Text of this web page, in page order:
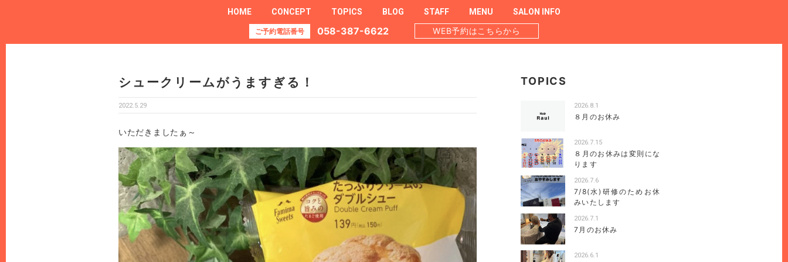
HOME CONCEPT TOPICS BLOG STAFF MENU SALON INFO
ご予約電話番号 058-387-6622 WEB予約はこちらから
シュークリームがうますぎる！
2022.5.29
いただきましたぁ～
TOPICS
2026.8.1
８月のお休み
2026.7.15
８月のお休みは変則にな
ります
2026.7.6
7/8(水)研修のためお休
みいたします
2026.7.1
7月のお休み
2026.6.1